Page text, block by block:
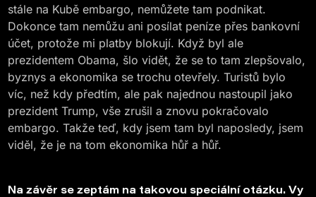
stále na Kubě embargo, nemůžete tam podnikat.
Dokonce tam nemůžu ani posílat peníze přes bankovní
účet, protože mi platby blokují. Když byl ale
prezidentem Obama, šlo vidět, že se to tam zlepšovalo,
byznys a ekonomika se trochu otevřely. Turistů bylo
víc, než kdy předtím, ale pak najednou nastoupil jako
prezident Trump, vše zrušil a znovu pokračovalo
embargo. Takže teď, kdy jsem tam byl naposledy, jsem
viděl, že je na tom ekonomika hůř a hůř.
Na závěr se zeptám na takovou speciální otázku. Vy